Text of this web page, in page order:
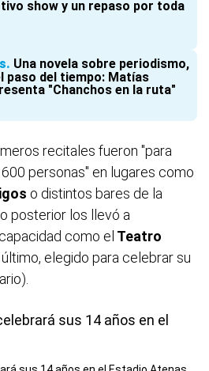
show y un repaso por toda
Una novela sobre periodismo,
paso del tiempo: Matías
"Chanchos en la ruta"
recitales fueron "para
personas" en lugares como
o distintos bares de la
posterior los llevó a
como el Teatro
elegido para celebrar su